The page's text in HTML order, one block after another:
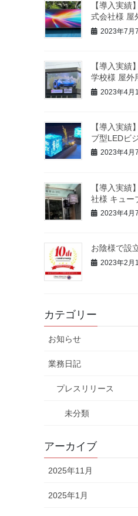
【導入実績
式会社様 屋
2023年7月
【導入実績
学校様 屋外
2023年4月
【導入実績
ブ型LEDビ
2023年4月
【導入実績
社様 キュー
2023年4月
お陰様で設
2023年2月
カテゴリー
お知らせ
業務日記
プレスリリース
未分類
アーカイブ
2025年11月
2025年1月